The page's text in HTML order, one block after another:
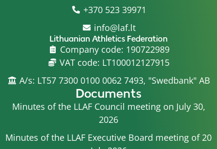
+370 523 39971
info@laf.lt
Lithuanian Athletics Federation
Company code: 190722989
VAT code: LT100012127915
A/s: LT57 7300 0100 0062 7493, "Swedbank" AB
Documents
Minutes of the LLAF Council meeting on July 30,
2026
Minutes of the LLAF Executive Board meeting of 20